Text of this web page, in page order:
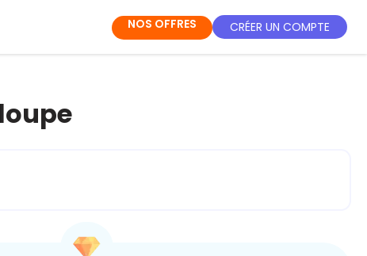
NOS OFFRES CRÉER UN COMPTE